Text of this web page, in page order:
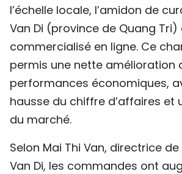
l’échelle locale, l’amidon de
Van Di (province de Quang
commercialisé en ligne. Ce
permis une nette amélioration
performances économiques,
hausse du chiffre d’affaires et
du marché.
Selon Mai Thi Van, directrice
Van Di, les commandes ont